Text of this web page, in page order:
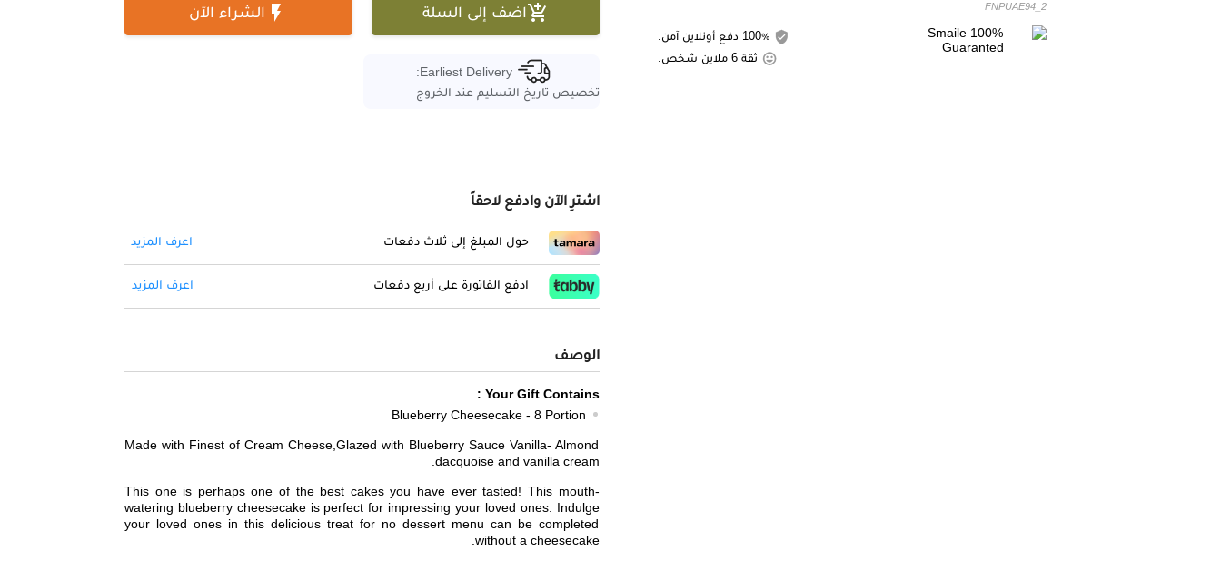
FNPUAE94_2
ثقة 6 ملاين شخص.
اضف إلى السلة  الشراء الآن
Earliest Delivery:
تخصيص تاريخ التسليم عند الخروج
اشترِ الآن وادفع لاحقاً
حول المبلغ إلى ثلاث دفعات اعرف المزيد
ادفع الفاتورة على أربع دفعات اعرف المزيد
الوصف
Your Gift Contains :
Blueberry Cheesecake - 8 Portion
Made with Finest of Cream Cheese,Glazed with Blueberry Sauce Vanilla- Almond
dacquoise and vanilla cream.
This one is perhaps one of the best cakes you have ever tasted! This mouth-
watering blueberry cheesecake is perfect for impressing your loved ones. Indulge
your loved ones in this delicious treat for no dessert menu can be completed
without a cheesecake.